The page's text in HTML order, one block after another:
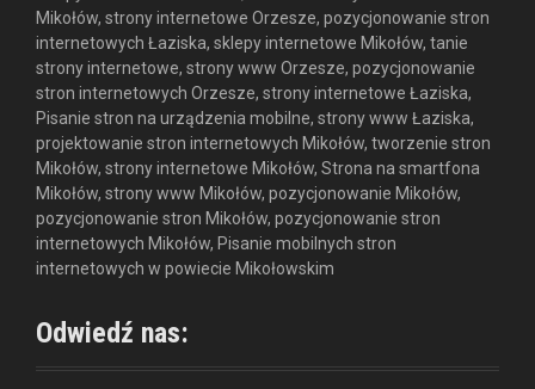
Mikołów, strony internetowe Orzesze, pozycjonowanie stron
internetowych Łaziska, sklepy internetowe Mikołów, tanie
strony internetowe, strony www Orzesze, pozycjonowanie
stron internetowych Orzesze, strony internetowe Łaziska,
Pisanie stron na urządzenia mobilne, strony www Łaziska,
projektowanie stron internetowych Mikołów, tworzenie stron
Mikołów, strony internetowe Mikołów, Strona na smartfona
Mikołów, strony www Mikołów, pozycjonowanie Mikołów,
pozycjonowanie stron Mikołów, pozycjonowanie stron
internetowych Mikołów, Pisanie mobilnych stron
internetowych w powiecie Mikołowskim
Odwiedź nas: